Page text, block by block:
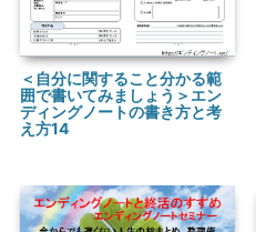
＜自分に関すること分かる範
囲で書いてみましょう＞エン
ディングノートの書き方と考
え方14